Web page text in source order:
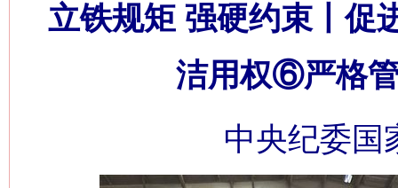
立铁规矩 强硬约束丨促
洁用权⑥严格
中央纪委国